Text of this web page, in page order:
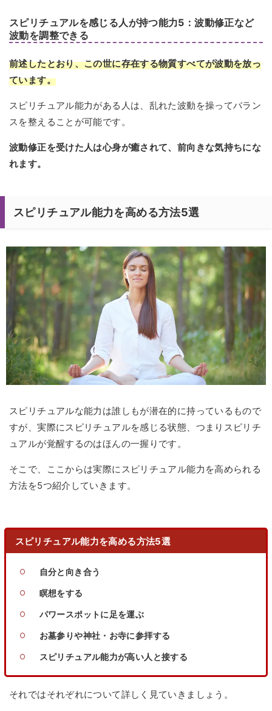
スピリチュアルを感じる人が持つ能力5：波動修正など
波動を調整できる
前述したとおり、この世に存在する物質すべてが波動を放っ
ています。
スピリチュアル能力がある人は、乱れた波動を操ってバラン
スを整えることが可能です。
波動修正を受けた人は心身が癒されて、前向きな気持ちにな
れます。
スピリチュアル能力を高める方法5選
スピリチュアルな能力は誰しもが潜在的に持っているもので
すが、実際にスピリチュアルを感じる状態、つまりスピリチ
ュアルが覚醒するのはほんの一握りです。
そこで、ここからは実際にスピリチュアル能力を高められる
方法を5つ紹介していきます。
スピリチュアル能力を高める方法5選
自分と向き合う
瞑想をする
パワースポットに足を運ぶ
お墓参りや神社・お寺に参拝する
スピリチュアル能力が高い人と接する
それではそれぞれについて詳しく見ていきましょう。